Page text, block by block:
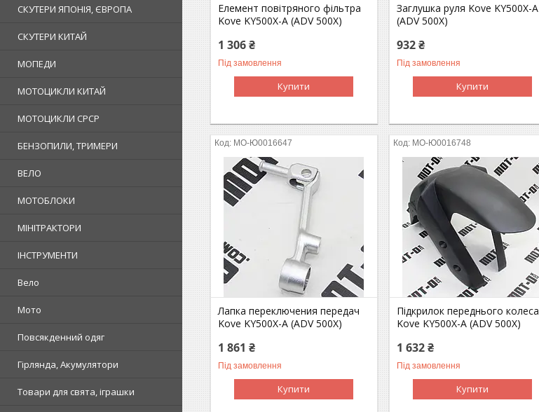
СКУТЕРИ ЯПОНІЯ, ЄВРОПА
СКУТЕРИ КИТАЙ
МОПЕДИ
МОТОЦИКЛИ КИТАЙ
МОТОЦИКЛИ СРСР
БЕНЗОПИЛИ, ТРИМЕРИ
ВЕЛО
МОТОБЛОКИ
МІНІТРАКТОРИ
ІНСТРУМЕНТИ
Вело
Мото
Повсякденний одяг
Гірлянда, Акумулятори
Товари для свята, іграшки
Елемент повітряного фільтра
Kove KY500X-A (ADV 500X)
1 306 ₴
Під замовлення
Купити
Заглушка руля Kove KY500X-A
(ADV 500X)
932 ₴
Під замовлення
Купити
MO-Ю0016647
Лапка переключения передач
Kove KY500X-A (ADV 500X)
1 861 ₴
Під замовлення
Купити
MO-Ю0016748
Підкрилок переднього колеса
Kove KY500X-A (ADV 500X)
1 632 ₴
Під замовлення
Купити